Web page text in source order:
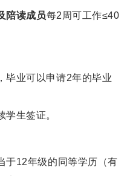
陪读成员每2周可工作≤40
毕业可以申请2年的毕业
生签证。
于12年级的同等学历（有